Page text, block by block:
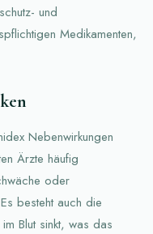
und
Medikamenten,
Nebenwirkungen
Ärzte häufig
oder
besteht auch die
Blut sinkt, was das